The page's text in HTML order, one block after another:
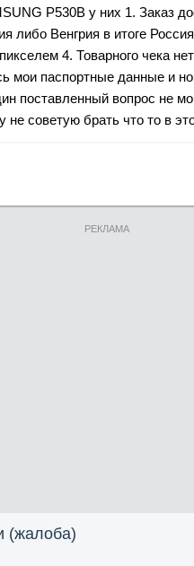
P530B у них 1. Заказ
либо Венгрия в итоге
4. Товарного чека
мои паспортные данные и
поставленный вопрос не
советую брать что то в
РЕКЛАМА
(жалоба)